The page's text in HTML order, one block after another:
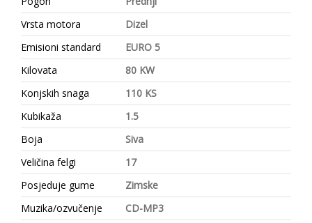
Vrsta motora
Dizel
Emisioni standard
EURO 5
Kilovata
80 KW
Konjskih snaga
110 KS
Kubikaža
1.5
Boja
Siva
Veličina felgi
17
Posjeduje gume
Zimske
Muzika/ozvučenje
CD-MP3